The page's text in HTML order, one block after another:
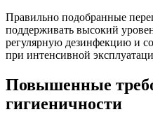
Правильно подобранные
поддерживать высокий
регулярную дезинфекцию и
при интенсивной
Повышенные
гигиеничности